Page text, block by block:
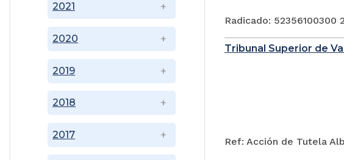
2017
2018
2019
2020
2021
Radicado: 52356100300
Tribunal Superior de
Ref: Acción de Tutela